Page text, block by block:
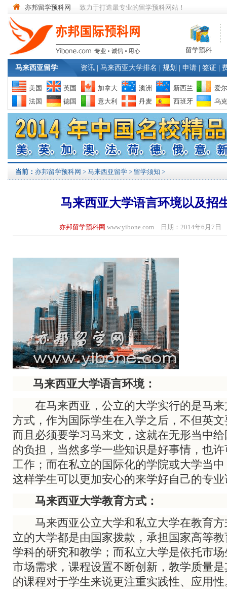
亦邦留学预科网 致力于打造最专业的留学预科网站！
留学预科
马来西亚留学 资讯 马来西亚大学排名 规划 申请 签证
美国 英国 加拿大 澳洲 新西兰
爱
法国
德国 意大利 丹麦 西班牙 乌
当前： 亦邦留学预科网 > 马来西亚留学 > 留学须知 >
马来西亚大学语言环境以及招
亦邦留学预科网 www.yibone.com 日期：2014年6月7日
马来西亚大学语言环境：
在马来西亚，公立的大学实行的是马来
方式，作为国际学生在入学之后，不但英
而且必须要学习马来文，这就在无形当中
的负担，当然多学一些知识是好事情，也
工作；而在私立的国际化的学院或大学当
这样学生可以更加安心的来学好自己的专
马来西亚大学教育方式：
马来西亚公立大学和私立大学在教育方
立的大学都是由国家拨款，承担国家高等
学科的研究和教学；而私立大学是依托市
市场需求，课程设置不断创新，教学质量
的课程对于学生来说更注重实践性、应用性